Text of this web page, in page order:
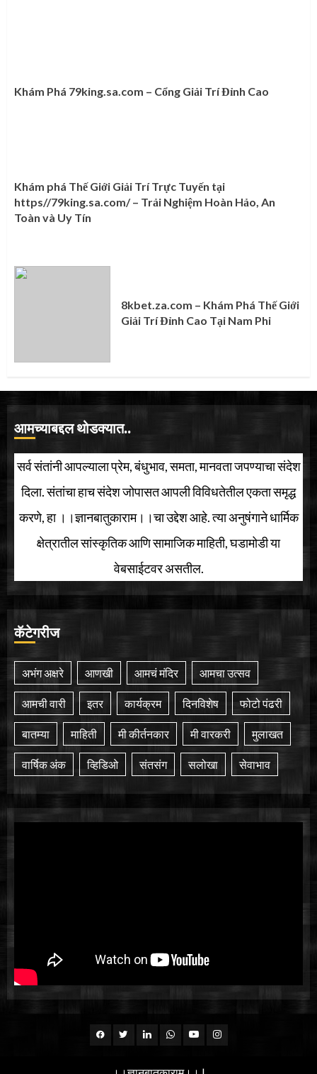
Khám Phá 79king.sa.com – Cổng Giải Trí Đỉnh Cao
Khám phá Thế Giới Giải Trí Trực Tuyến tại
https//79king.sa.com/ – Trải Nghiệm Hoàn Hảo, An
Toàn và Uy Tín
8kbet.za.com – Khám Phá Thế Giới
Giải Trí Đỉnh Cao Tại Nam Phi
आमच्याबद्दल थोडक्यात..
सर्व संतांनी आपल्याला प्रेम, बंधुभाव, समता, मानवता जपण्याचा संदेश
दिला. संतांचा हाच संदेश जोपासत आपली विविधतेतील एकता समृद्ध
करणे, हा ।।ज्ञानबातुकाराम।।चा उद्देश आहे. त्या अनुषंगाने धार्मिक
क्षेत्रातील सांस्कृतिक आणि सामाजिक माहिती, घडामोडी या
वेबसाईटवर असतील.
कॅटेगरीज
अभंग अक्षरे आणखी आमचं मंदिर आमचा उत्सव
आमची वारी इतर कार्यक्रम दिनविशेष फोटो पंढरी
बातम्या माहिती मी कीर्तनकार मी वारकरी मुलाखत
वार्षिक अंक व्हिडिओ संतसंग सलोखा सेवाभाव
Facebook
TwitterLinkedinwhatsapp
YoutubeInstagram